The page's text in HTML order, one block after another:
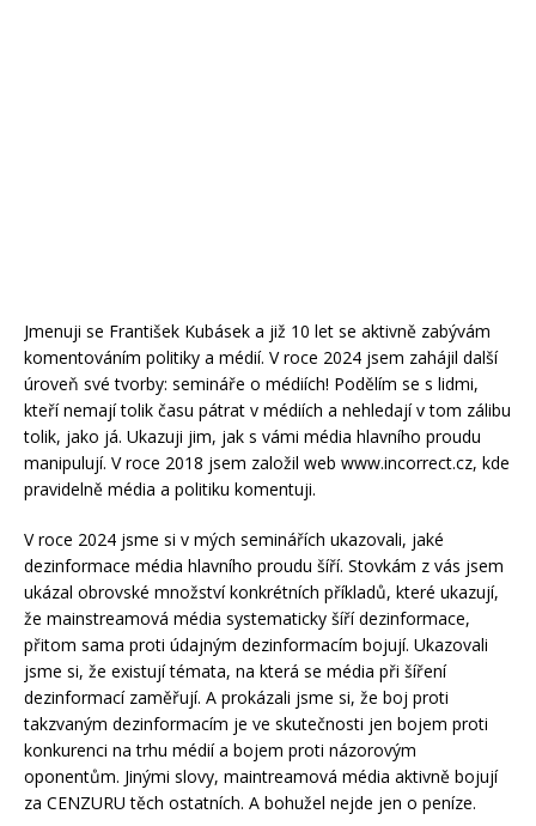
Jmenuji se František Kubásek a již 10 let se aktivně zabývám
komentováním politiky a médií. V roce 2024 jsem zahájil další
úroveň své tvorby: semináře o médiích! Podělím se s lidmi,
kteří nemají tolik času pátrat v médiích a nehledají v tom zálibu
tolik, jako já. Ukazuji jim, jak s vámi média hlavního proudu
manipulují. V roce 2018 jsem založil web www.incorrect.cz, kde
pravidelně média a politiku komentuji.
V roce 2024 jsme si v mých seminářích ukazovali, jaké
dezinformace média hlavního proudu šíří. Stovkám z vás jsem
ukázal obrovské množství konkrétních příkladů, které ukazují,
že mainstreamová média systematicky šíří dezinformace,
přitom sama proti údajným dezinformacím bojují. Ukazovali
jsme si, že existují témata, na která se média při šíření
dezinformací zaměřují. A prokázali jsme si, že boj proti
takzvaným dezinformacím je ve skutečnosti jen bojem proti
konkurenci na trhu médií a bojem proti názorovým
oponentům. Jinými slovy, maintreamová média aktivně bojují
za CENZURU těch ostatních. A bohužel nejde jen o peníze.